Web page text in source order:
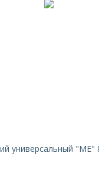
универсальный "ME"